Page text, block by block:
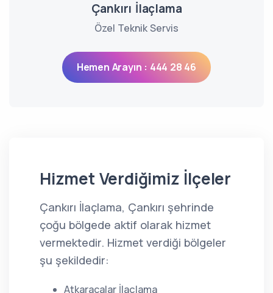
Çankırı İlaçlama
Özel Teknik Servis
Hemen Arayın : 444 28 46
Hizmet Verdiğimiz İlçeler
Çankırı İlaçlama, Çankırı şehrinde
çoğu bölgede aktif olarak hizmet
vermektedir. Hizmet verdiği bölgeler
şu şekildedir:
Atkaracalar İlaçlama